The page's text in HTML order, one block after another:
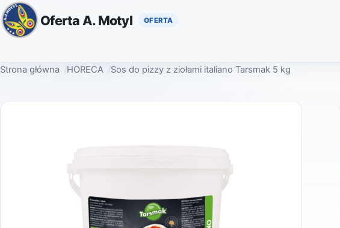
Oferta A. Motyl
Strona główna HORECA Sos do pizzy z ziołami italiano Tarsmak 5 kg